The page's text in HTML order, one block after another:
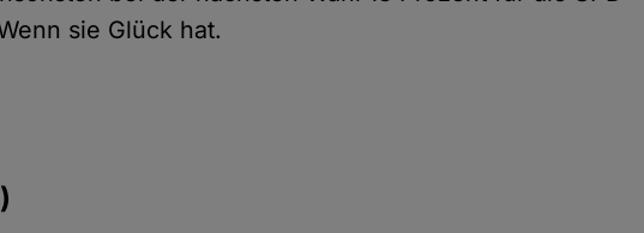
sie Glück hat.